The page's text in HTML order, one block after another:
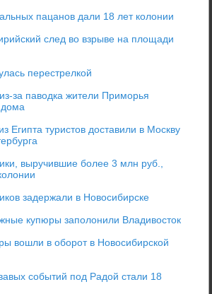
пацанов дали 18 лет колонии
след во взрыве на площади
перестрелкой
за паводка жители Приморья
дома
Египта туристов доставили в Москву
выручившие более 3 млн руб.,
задержали в Новосибирске
купюры заполонили Владивосток
вошли в оборот в Новосибирской
событий под Радой стали 18